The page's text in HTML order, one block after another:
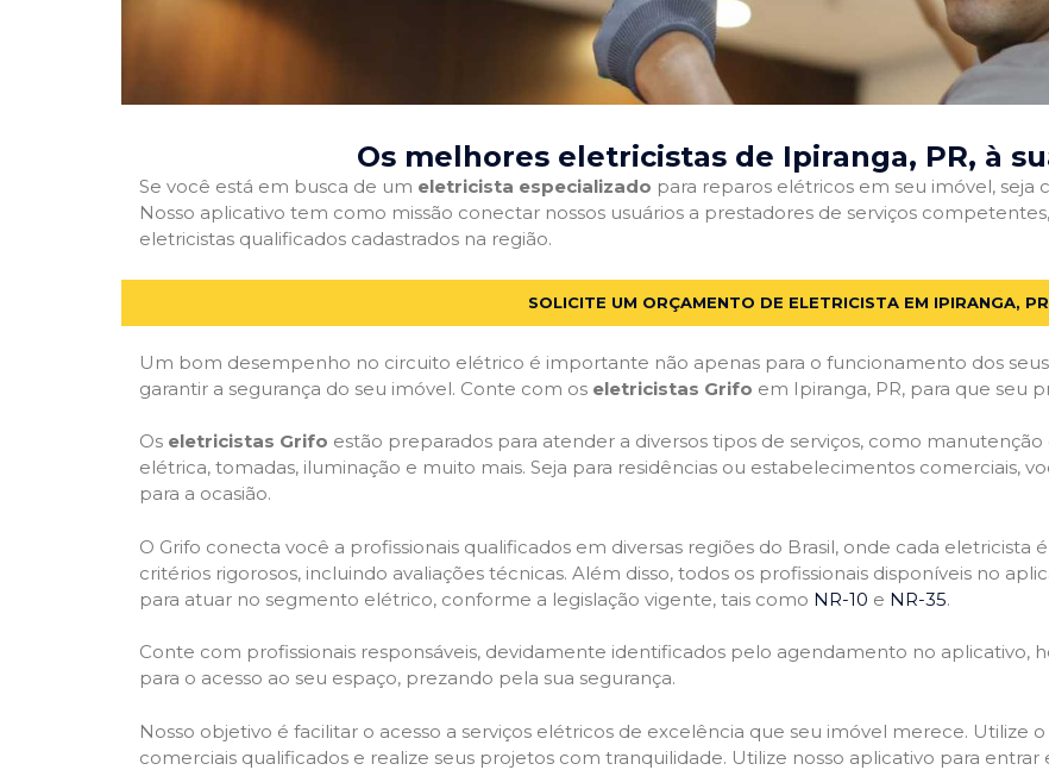
Os melhores eletricistas de Ipiranga, PR, à
Se você está em busca de um eletricista especializado para reparos elétricos em seu imóvel, seja
Nosso aplicativo tem como missão conectar nossos usuários a prestadores de serviços
eletricistas qualificados cadastrados na região.
SOLICITE UM ORÇAMENTO DE ELETRICISTA EM IPIRANGA, PR
Um bom desempenho no circuito elétrico é importante não apenas para o funcionamento dos
garantir a segurança do seu imóvel. Conte com os eletricistas Grifo em Ipiranga, PR, para que seu
Os eletricistas Grifo estão preparados para atender a diversos tipos de serviços, como
elétrica, tomadas, iluminação e muito mais. Seja para residências ou estabelecimentos comerciais,
para a ocasião.
O Grifo conecta você a profissionais qualificados em diversas regiões do Brasil, onde cada
critérios rigorosos, incluindo avaliações técnicas. Além disso, todos os profissionais disponíveis no
para atuar no segmento elétrico, conforme a legislação vigente, tais como NR-10 e NR-35.
Conte com profissionais responsáveis, devidamente identificados pelo agendamento no aplicativo,
para o acesso ao seu espaço, prezando pela sua segurança.
Nosso objetivo é facilitar o acesso a serviços elétricos de excelência que seu imóvel merece. Utilize
comerciais qualificados e realize seus projetos com tranquilidade. Utilize nosso aplicativo para